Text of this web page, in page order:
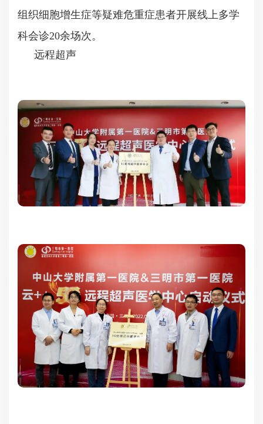
组织细胞增生症等疑难危重症患者开展线上多学
科会诊20余场次。
远程超声